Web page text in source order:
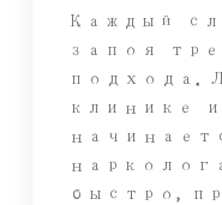
Каждый
запоя
подхода.
клинике
быстро,